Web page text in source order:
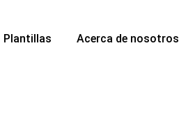
Plantillas Acerca de nosotros